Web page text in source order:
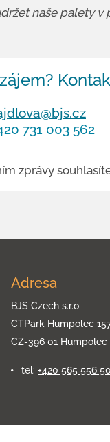
naše palety v
731 003 562
zprávy
Adresa
BJS Czech s.r.o
CTPark Humpolec
CZ-396 01 Humpolec
tel: +420 565 556